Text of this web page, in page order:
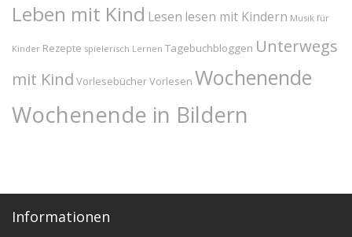
Leben mit Kind Lesen lesen mit Kindern Musik für
Kinder Rezepte spielerisch Lernen Tagebuchbloggen Unterwegs
mit Kind VorlesebücherVorlesen Wochenende
Wochenende in Bildern
Informationen